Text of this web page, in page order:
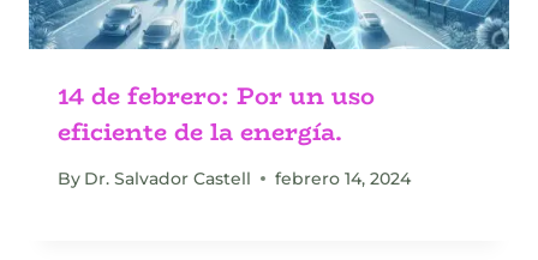
14 de febrero: Por un uso
eficiente de la energía.
By Dr. Salvador Castell febrero 14, 2024